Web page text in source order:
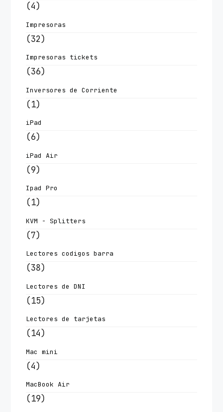
(4)
Impresoras
(32)
Impresoras tickets
(36)
Inversores de Corriente
(1)
iPad
(6)
iPad Air
(9)
Ipad Pro
(1)
KVM - Splitters
(7)
Lectores codigos barra
(38)
Lectores de DNI
(15)
Lectores de tarjetas
(14)
Mac mini
(4)
MacBook Air
(19)